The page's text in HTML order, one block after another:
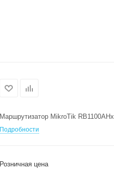
Маршрутизатор MikroTik
Подробности
Розничная цена